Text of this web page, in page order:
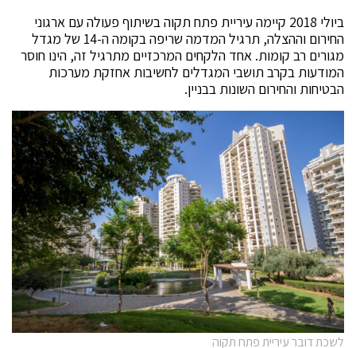
ביולי 2018 קיימה עיריית פתח תקוה בשיתוף פעולה עם ארגוני
החירום וההצלה, תרגיל המדמה שריפה בקומה ה-14 של מגדל
מגורים רב קומות. אחד הלקחים המרכזיים מתרגיל זה, הינו חוסר
המודעות בקרב תושבי המגדלים לחשיבות אחזקת מערכות
הבטיחות והחירום השונות בבניין.
לשכת דובר עיריית פתח תקוה